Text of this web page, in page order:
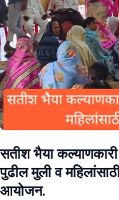
सतीश भैया कल्याणकारी
पुढील मुली व
आयोजन.